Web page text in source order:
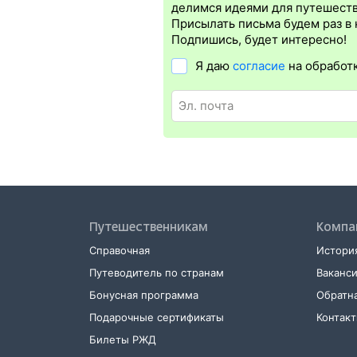
При возврате билета менее чем за
Почти все ЖД агентства в
на нашем сайте соответствующую
в поезд понадобится оригинал
проводники распечатку не требуют,
Распечатать электронный билет
делимся идеями для
Присылать письма будем раз
Подпишись, будет интересно!
Я даюсогласие на
Путешественникам
Справочная
Путеводитель по странам
Бонусная программа
Подарочные сертификаты
Билеты РЖД